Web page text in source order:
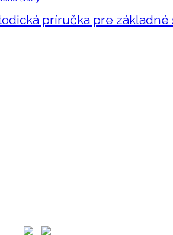
príručka pre základné